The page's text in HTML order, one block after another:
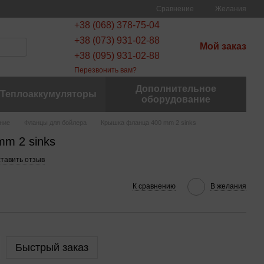
Сравнение Желания
+38 (068) 378-75-04
+38 (073) 931-02-88
+38 (095) 931-02-88
Перезвонить вам?
Мой заказ
Теплоаккумуляторы
Дополнительное
оборудование
Фланцы для бойлера Крышка фланца 400 mm 2 sinks
2 sinks
отзыв
К сравнению В желания
Быстрый заказ